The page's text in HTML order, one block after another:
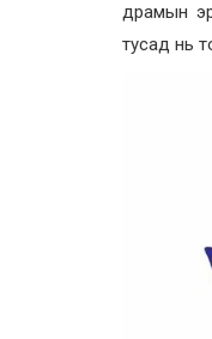
драмын
тусад нь